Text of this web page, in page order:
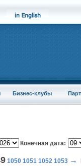
Бизнес-клубы
Конечная дата:
1050 1051 1052 1053 →